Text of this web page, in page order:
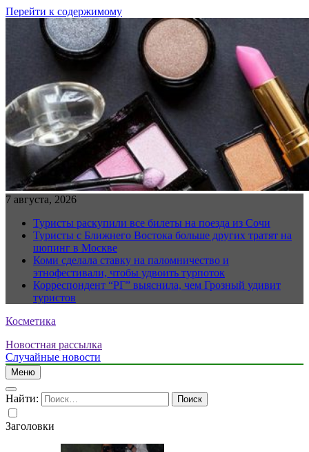
Перейти к содержимому
7 августа, 2026
Туристы раскупили все билеты на поезда из Сочи
Туристы с Ближнего Востока больше других тратят на
шопинг в Москве
Коми сделала ставку на паломничество и
этнофестивали, чтобы удвоить турпоток
Корреспондент “РГ” выяснила, чем Грозный удивит
туристов
Косметика
Новостная рассылка
Случайные новости
Меню
Найти:
Заголовки